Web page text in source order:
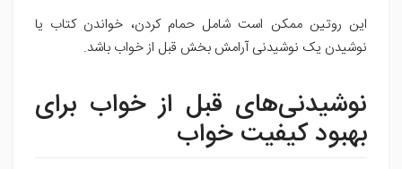
این روتین ممکن است شامل حمام کردن، خواندن کتاب یا
نوشیدن یک نوشیدنی آرامش بخش قبل از خواب باشد.
نوشیدنی‌های قبل از خواب برای
بهبود کیفیت خواب